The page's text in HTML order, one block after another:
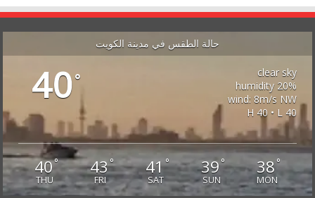
حالة الطقس في مدينة الكويت
40°
clear sky
20% humidity
wind: 8m/s NW
H 40 • L 40
40°
THU
43°
FRI
41°
SAT
39°
SUN
38°
MON